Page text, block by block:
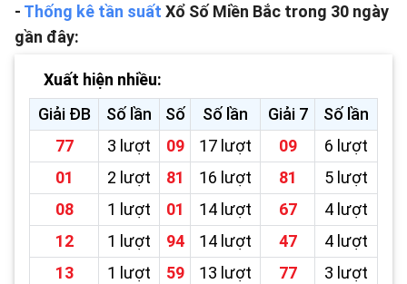
- Thống kê tần suất Xổ Số Miền Bắc trong 30 ngày
gần đây:
Xuất hiện nhiều:
Giải ĐB
Số lần Số Số lần Giải 7
Số lần
77
3 lượt 09 17 lượt 09
6 lượt
01
2 lượt 81 16 lượt 81
5 lượt
08
1 lượt 01 14 lượt 67
4 lượt
12
1 lượt 94 14 lượt 47
4 lượt
13
1 lượt 59 13 lượt 77
3 lượt